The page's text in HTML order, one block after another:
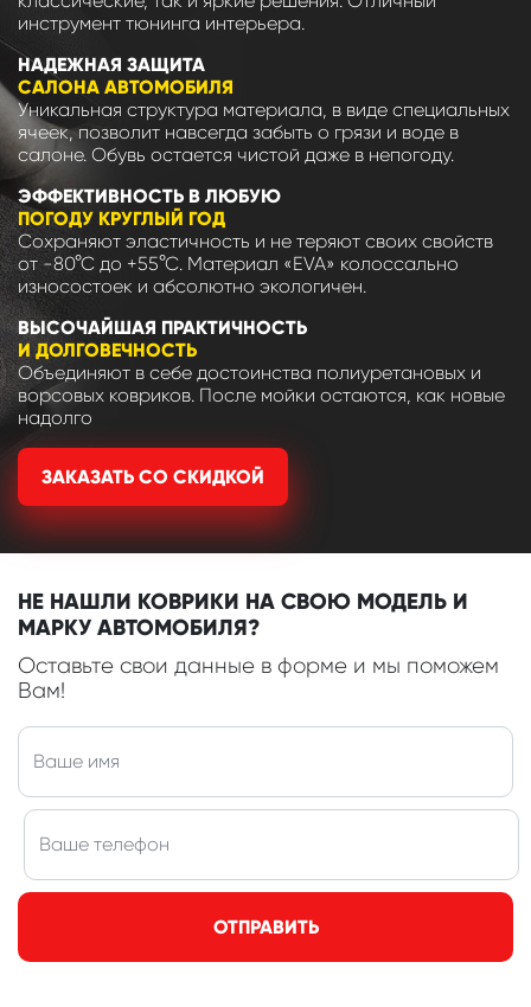
инструмент тюнинга интерьера.
НАДЕЖНАЯ ЗАЩИТА
САЛОНА АВТОМОБИЛЯ
Уникальная структура материала, в виде специальных
ячеек, позволит навсегда забыть о грязи и воде в
салоне. Обувь остается чистой даже в непогоду.
ЭФФЕКТИВНОСТЬ В ЛЮБУЮ
ПОГОДУ КРУГЛЫЙ ГОД
Сохраняют эластичность и не теряют своих свойств
от -80°С до +55°С. Материал «EVA» колоссально
износостоек и абсолютно экологичен.
ВЫСОЧАЙШАЯ ПРАКТИЧНОСТЬ
И ДОЛГОВЕЧНОСТЬ
Объединяют в себе достоинства полиуретановых и
ворсовых ковриков. После мойки остаются, как новые
надолго
ЗАКАЗАТЬ СО СКИДКОЙ
НЕ НАШЛИ КОВРИКИ НА СВОЮ МОДЕЛЬ И
МАРКУ АВТОМОБИЛЯ?
Оставьте свои данные в форме и мы поможем
Вам!
ОТПРАВИТЬ